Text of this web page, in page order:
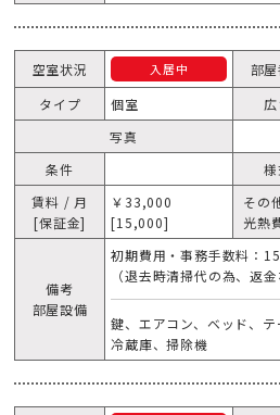
空室状況 入居中 部
タイプ
個室 広
写真
条件
賃料 / 月
[保証金]
￥33,000
[15,000]
その
光熱
備考
部屋設備
初期費用・事務手数料：
（退去時清掃代の為、返金
鍵、エアコン、ベッド、
冷蔵庫、掃除機